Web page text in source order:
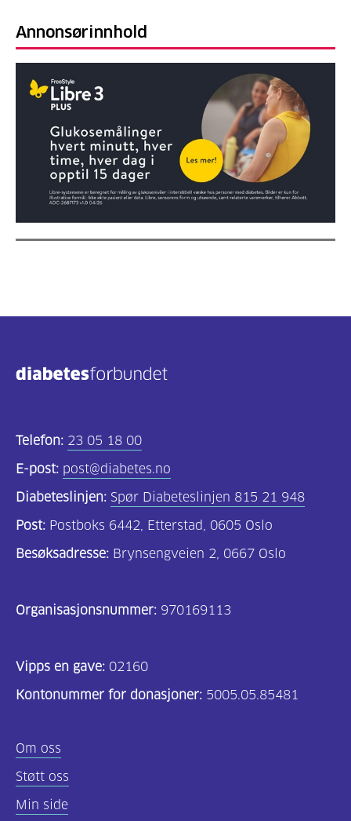
Annonsørinnhold
Telefon: 23 05 18 00
E-post: post@diabetes.no
Diabeteslinjen: Spør Diabeteslinjen 815 21 948
Post: Postboks 6442, Etterstad, 0605 Oslo
Besøksadresse: Brynsengveien 2, 0667 Oslo
Organisasjonsnummer: 970169113
Vipps en gave: 02160
Kontonummer for donasjoner: 5005.05.85481
Om oss
Støtt oss
Min side